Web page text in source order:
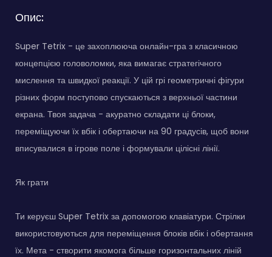
Опис:
Super Tetrix - це захоплююча онлайн-гра з класичною
концепцією головоломки, яка вимагає стратегічного
мислення та швидкої реакції. У цій грі геометричні фігури
різних форм поступово спускаються з верхньої частини
екрана. Твоя задача - акуратно складати ці блоки,
переміщуючи їх вбік і обертаючи на 90 градусів, щоб вони
вписувалися в ігрове поле і формували цілісні лінії.
Як грати
Ти керуєш Super Tetrix за допомогою клавіатури. Стрілки
використовуються для переміщення блоків вбік і обертання
їх. Мета - створити якомога більше горизонтальних ліній